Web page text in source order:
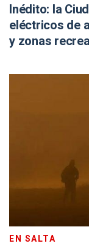
Inédito: la
eléctricos de
y zonas
EN SALTA